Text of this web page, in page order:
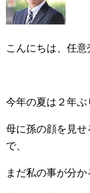
こんにちは、任意
今年の夏は２年ぶ
母に孫の顔を見
で、
まだ私の事が分か